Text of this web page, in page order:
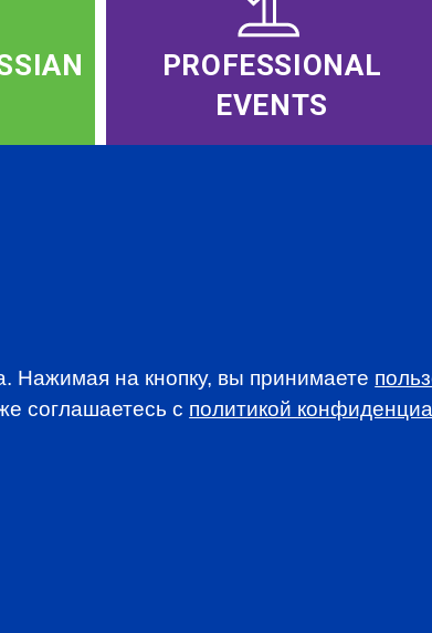
PROFESSIONAL
EVENTS
на кнопку, вы принимаете
соглашаетесь c политикой